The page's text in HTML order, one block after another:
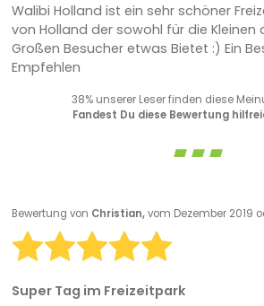
Walibi Holland ist ein sehr schöner
von Holland der sowohl für die Kleinen
Großen Besucher etwas Bietet :) Ein
Empfehlen
38% unserer Leser finden diese
Fandest Du diese Bewertung
Bewertung von Christian,vom Dezember 2019
Super Tag im Freizeitpark